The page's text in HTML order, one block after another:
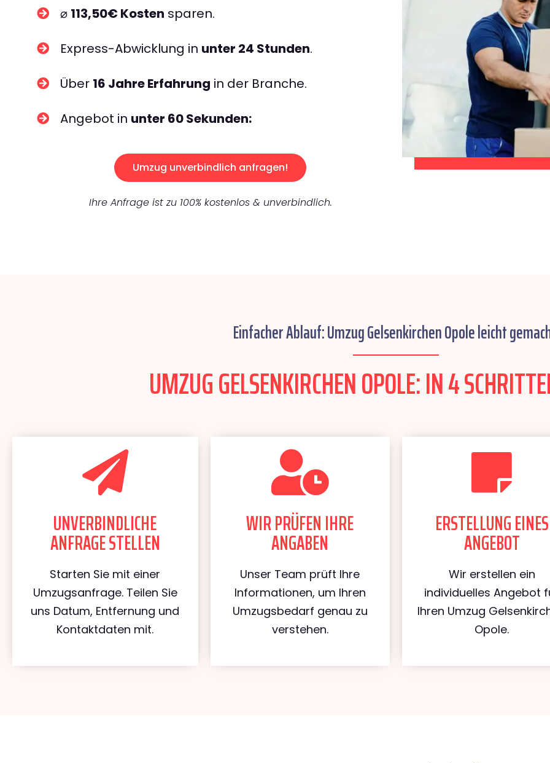
⌀ 113,50€ Kosten sparen.
Express-Abwicklung in unter 24 Stunden.
Über 16 Jahre Erfahrung in der Branche.
Angebot in unter 60 Sekunden:
Umzug unverbindlich anfragen!
Ihre Anfrage ist zu 100% kostenlos & unverbindlich.
Einfacher Ablauf: Umzug Gelsenkirchen Opole leicht
UMZUG GELSENKIRCHEN OPOLE: IN 4
UNVERBINDLICHE
ANFRAGE STELLEN
Starten Sie mit einer
Umzugsanfrage. Teilen Sie
uns Datum, Entfernung und
Kontaktdaten mit.
WIR PRÜFEN IHRE
ANGABEN
Unser Team prüft Ihre
Informationen, um Ihren
Umzugsbedarf genau zu
verstehen.
ERSTELLUNG EINES
ANGEBOT
Wir erstellen ein
individuelles Angebot
Ihren Umzug
Opole.